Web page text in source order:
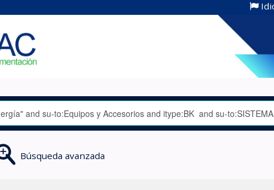
Búsqueda avanzada